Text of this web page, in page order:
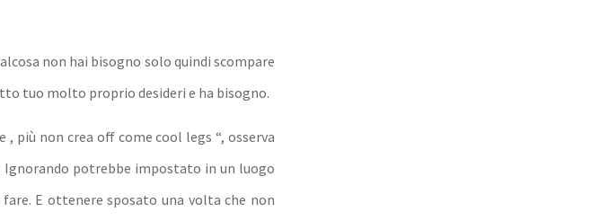
non hai bisogno solo quindi scompare
tuo molto proprio desideri e ha bisogno.
più non crea off come cool legs “, osserva
Ignorando potrebbe impostato in un luogo
E ottenere sposato una volta che non